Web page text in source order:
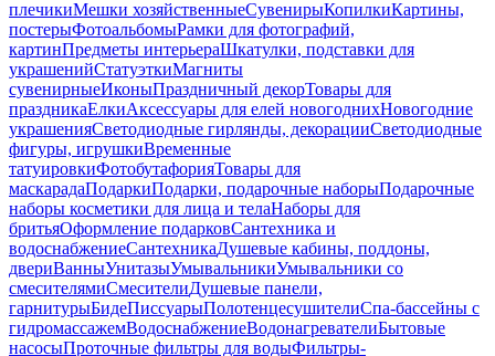
плечикиМешки хозяйственныеСувенирыКопилкиКартины,
постерыФотоальбомыРамки для фотографий,
картинПредметы интерьераШкатулки, подставки для
украшенийСтатуэткиМагниты
сувенирныеИконыПраздничный декорТовары для
праздникаЕлкиАксессуары для елей новогоднихНовогодние
украшенияСветодиодные гирлянды, декорацииСветодиодные
фигуры, игрушкиВременные
татуировкиФотобутафорияТовары для
маскарадаПодаркиПодарки, подарочные наборыПодарочные
наборы косметики для лица и телаНаборы для
бритьяОформление подарковСантехника и
водоснабжениеСантехникаДушевые кабины, поддоны,
двериВанныУнитазыУмывальникиУмывальники со
смесителямиСмесителиДушевые панели,
гарнитурыБидеПиссуарыПолотенцесушителиСпа-бассейны с
гидромассажемВодоснабжениеВодонагревателиБытовые
насосыПроточные фильтры для водыФильтры-